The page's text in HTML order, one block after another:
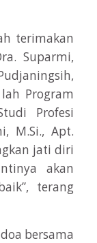
terimakan
Suparmi,
Program
Profesi
M.Si., Apt.
jati diri
akan
terang
bersama